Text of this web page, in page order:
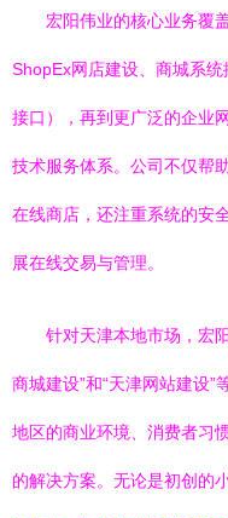
宏阳伟业的核心业务覆
ShopEx网店建设、商城系
接口），再到更广泛的企业
技术服务体系。公司不仅帮
在线商店，还注重系统的安
展在线交易与管理。
针对天津本地市场，宏
商城建设”和“天津网站建设
地区的商业环境、消费者习
的解决方案。无论是初创的